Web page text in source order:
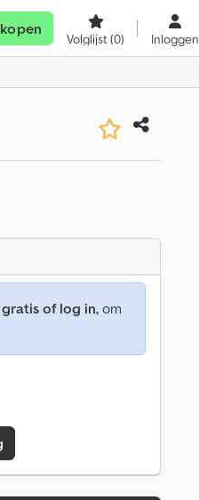
Volglijst(0) Inloggen
of log in, om